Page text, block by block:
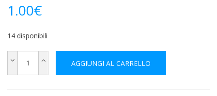
1.00€
14 disponibili
AGGIUNGI AL CARRELLO